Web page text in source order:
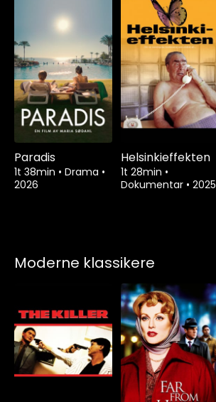
Paradis
1t 38min • Drama •
2026
Helsinkieffekten
1t 28min •
Dokumentar • 2025
Moderne klassikere